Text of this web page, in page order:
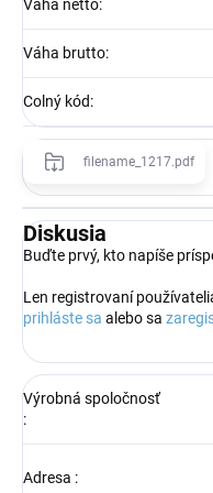
Váha netto:
Váha brutto:
Colný kód:
filename_1217.pdf
Diskusia
Buďte prvý, kto napíše
Len registrovaní
prihláste sa alebo sa
Výrobná spoločnosť
:
Adresa :